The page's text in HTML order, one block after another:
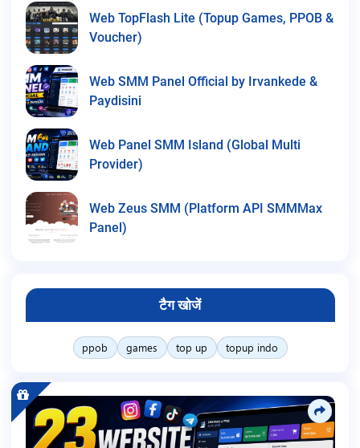
Web TopFlash Lite (Topup Games, PPOB &
Voucher)
Web SMM Panel Official by Irvankede &
Paydisini
Web Panel SMM Island (Global Multi
Provider)
Web Zeus SMM (Platform API SMMMax
Panel)
टैग खोजें
ppob games top up topup indo